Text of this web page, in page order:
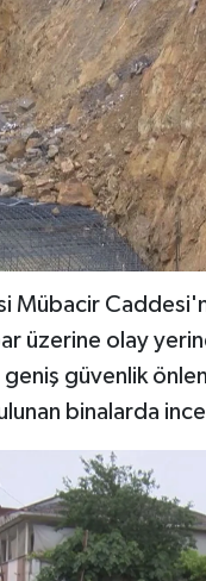
üzerine olay
güvenlik
binalarda